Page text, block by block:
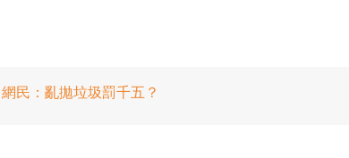
民：亂拋垃圾罰千五？